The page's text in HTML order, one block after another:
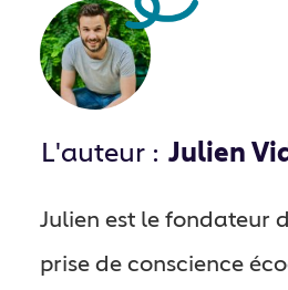
L'auteur : Julien
Julien est le fondateur
prise de conscience